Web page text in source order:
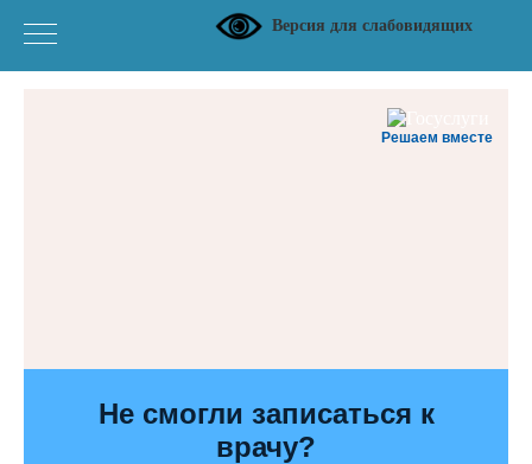
Версия для слабовидящих
Решаем вместе
Не смогли записаться к
врачу?